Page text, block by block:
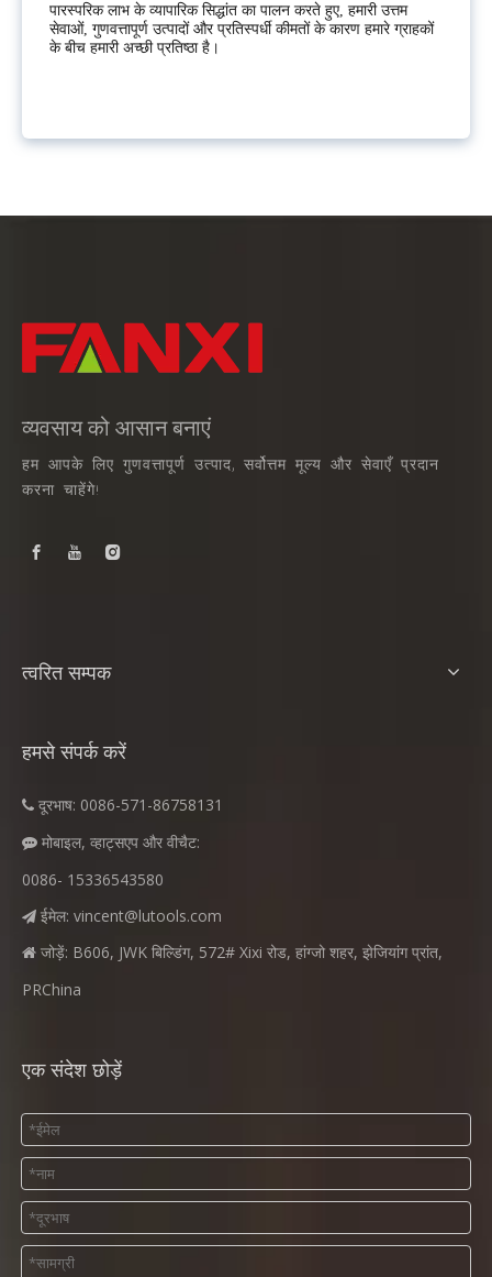
पारस्परिक लाभ के व्यापारिक सिद्धांत का पालन करते हुए, हमारी उत्तम
सेवाओं, गुणवत्तापूर्ण उत्पादों और प्रतिस्पर्धी कीमतों के कारण हमारे ग्राहकों
के बीच हमारी अच्छी प्रतिष्ठा है।
व्यवसाय को आसान बनाएं
हम आपके लिए गुणवत्तापूर्ण उत्पाद, सर्वोत्तम मूल्य और सेवाएँ प्रदान
करना चाहेंगे!
त्वरित सम्पक
हमसे संपर्क करें
 दूरभाष: 0086-571-86758131
 मोबाइल, व्हाट्सएप और वीचैट:
0086- 15336543580
 ईमेल: vincent@lutools.com
 जोड़ें: B606, JWK बिल्डिंग, 572# Xixi रोड, हांग्जो शहर, झेजियांग प्रांत,
PRChina
एक संदेश छोड़ें